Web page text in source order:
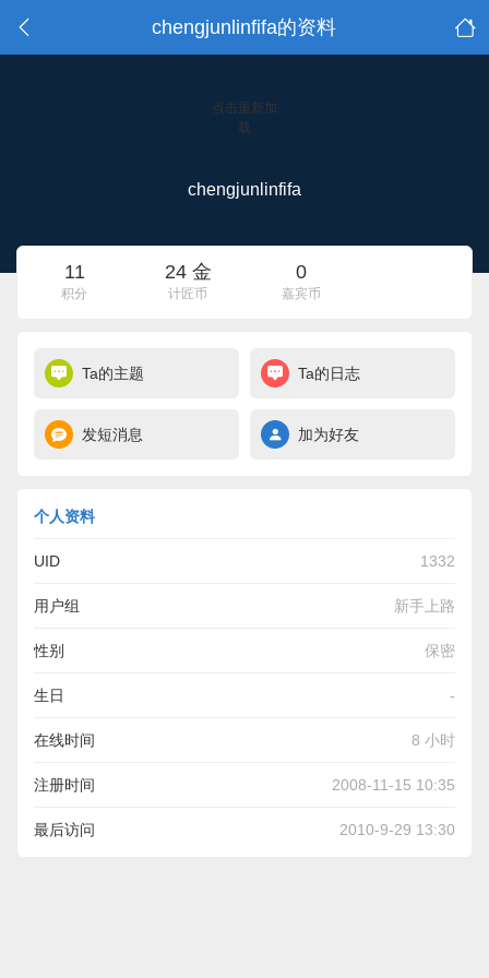
chengjunlinfifa的资料
点击重新加
载
chengjunlinfifa
11
积分
24 金
计匠币
0
嘉宾币
Ta的主题 Ta的日志
发短消息 加为好友
个人资料
UID 1332
用户组 新手上路
性别 保密
生日 -
在线时间 8 小时
注册时间 2008-11-15 10:35
最后访问 2010-9-29 13:30